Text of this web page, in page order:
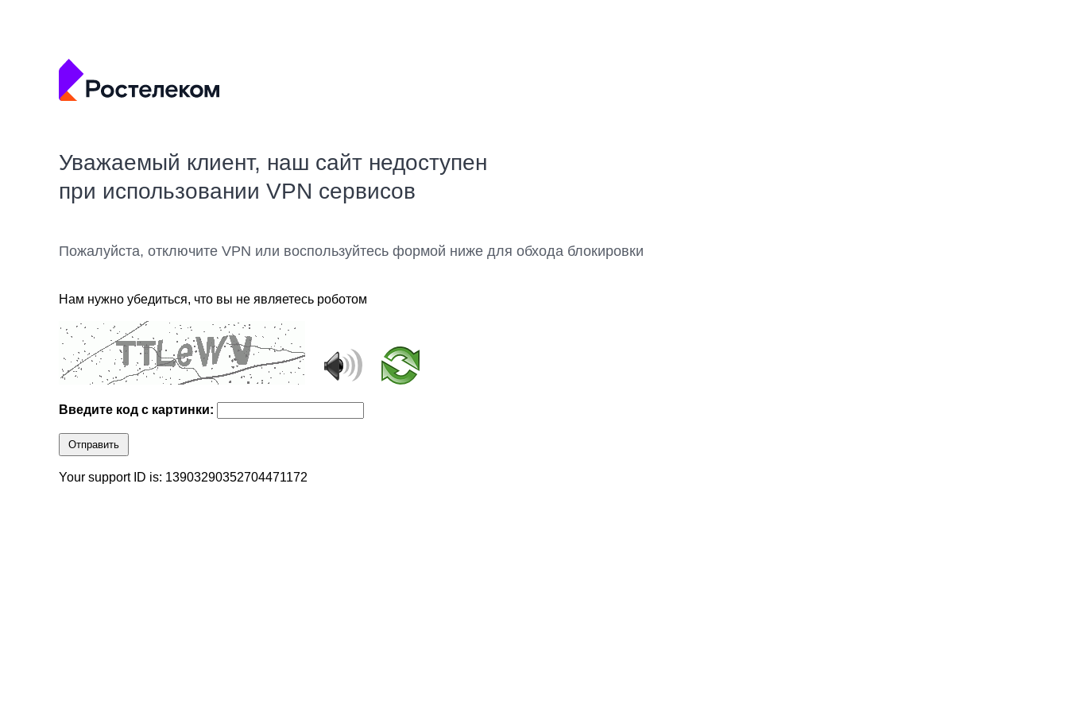
Уважаемый клиент, наш сайт недоступен
при использовании VPN сервисов
Пожалуйста, отключите VPN или воспользуйтесь формой ниже для обхода блокировки
Нам нужно убедиться, что вы не являетесь роботом
Введите код с картинки:
Отправить
Your support ID is: 13903290352704471172